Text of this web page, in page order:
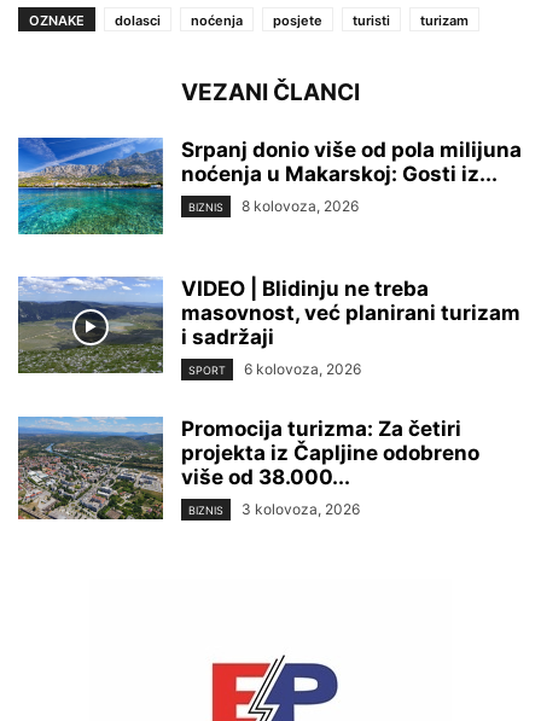
OZNAKE
dolasci noćenja posjete turisti turizam
VEZANI ČLANCI
Srpanj donio više od pola milijuna
noćenja u Makarskoj: Gosti iz...
BIZNIS 8 kolovoza, 2026
VIDEO | Blidinju ne treba
masovnost, već planirani turizam
i sadržaji
SPORT 6 kolovoza, 2026
Promocija turizma: Za četiri
projekta iz Čapljine odobreno
više od 38.000...
BIZNIS 3 kolovoza, 2026